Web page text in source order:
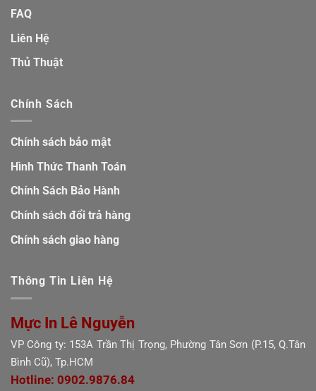
FAQ
Liên Hệ
Thủ Thuật
Chính Sách
Chính sách bảo mật
Hình Thức Thanh Toán
Chính Sách Bảo Hành
Chính sách đổi trả hàng
Chính sách giao hàng
Thông Tin Liên Hệ
Mực In Lê Nguyễn
VP Công ty: 153A Trần Thị Trọng, Phường Tân Sơn (P.15, Q.Tân
Bình Cũ), Tp.HCM
Hotline: 0902.9876.84